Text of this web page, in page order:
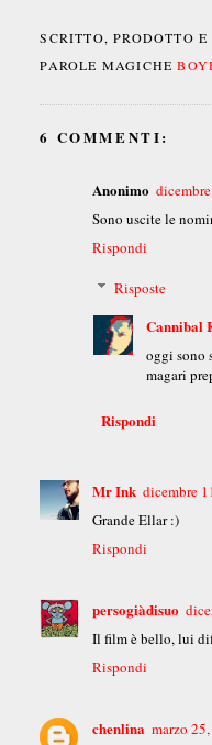
SCRITTO, PRODOTTO
PAROLE MAGICHE
6 COMMENTI:
Anonimo
Sono uscite le
Rispondi
Risposte
Cannibal
oggi sono
magari
Rispondi
Mr Ink dicembre
Grande Ellar :)
Rispondi
persogiàdisuo
Il film è bello, lui
Rispondi
chenlina marzo